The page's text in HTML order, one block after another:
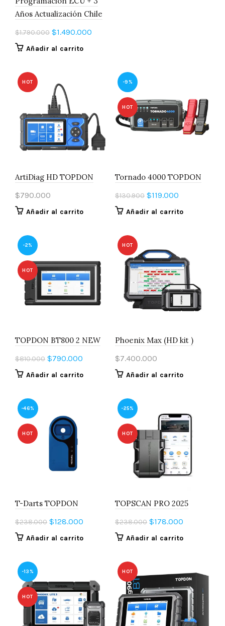
Años Actualización Chile
$1.790.000 El
precio
$1.790.000.
$1.490.000
$1.490.000.
Añadir al carrito
HOT
ArtiDiag HD TOPDON
$790.000
Añadir al carrito
-9%
HOT
Tornado 4000 TOPDON
$130.900 El
precio
$119.000
Añadir al carrito
-2%
HOT
TOPDON BT800 2 NEW
$810.000 El
precio
$790.000
$790.000.
Añadir al carrito
HOT
Phoenix Max (HD kit )
$7.400.000
Añadir al carrito
-46%
HOT
T-Darts TOPDON
$238.000 El
precio
$128.000
$128.000.
Añadir al carrito
-25%
HOT
TOPSCAN PRO 2025
$238.000 El
precio
$238.000.
$178.000
$178.000.
Añadir al carrito
-13%
HOT
HOT